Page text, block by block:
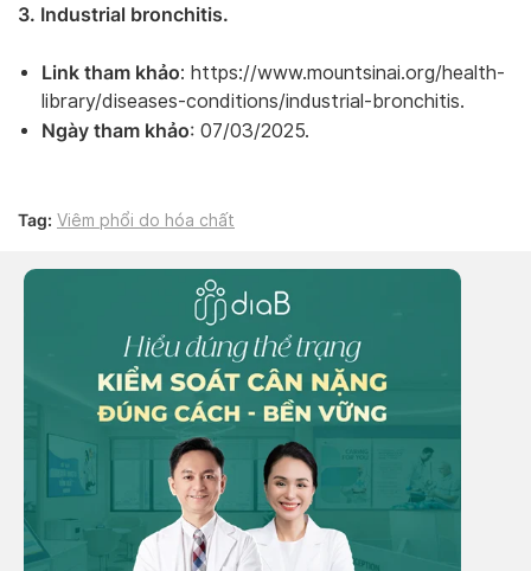
3. Industrial bronchitis.
Link tham khảo: https://www.mountsinai.org/health-
library/diseases-conditions/industrial-bronchitis.
Ngày tham khảo: 07/03/2025.
Tag: Viêm phổi do hóa chất